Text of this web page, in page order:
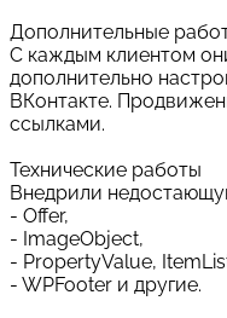
Дополнительные
С каждым клиентом
дополнительно
ВКонтакте.
ссылками.
Технические работы
Внедрили
- Offer,
- ImageObject,
- PropertyValue,
- WPFooter и другие.